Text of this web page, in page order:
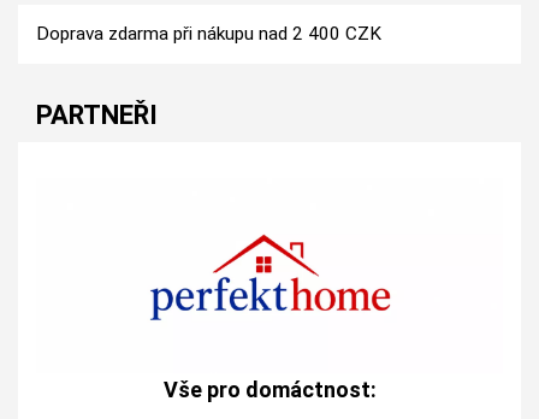
Doprava zdarma při nákupu nad 2 400 CZK
PARTNEŘI
Vše pro domáctnost: